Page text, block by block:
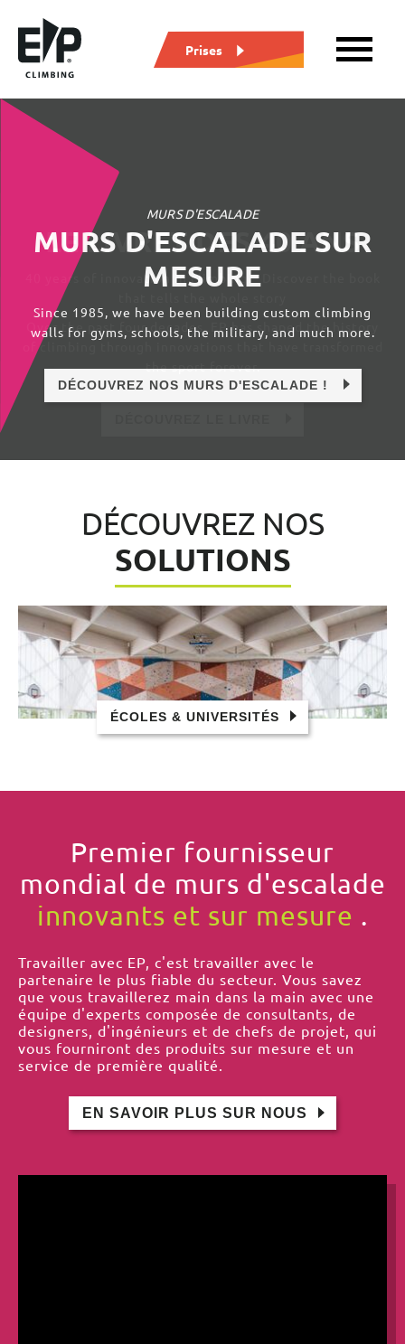
Prises
40 years of innovation in climbing – Discover the book
Over the past four decades, EP has shaped the history
of climbing through innovations that have transformed
the sport forever.
MURS D'ESCALADE
MURS D'ESCALADE SUR
MESURE
Since 1985, we have been building custom climbing
walls for gyms, schools, the military, and much more.
DÉCOUVREZ NOS MURS D'ESCALADE !
Our specialist maintenance team can take care of your
annual maintenance.
An IFSC-approved manufacturer for grips, macros and
DÉCOUVREZ NOS
SOLUTIONS
ÉCOLES & UNIVERSITÉS
Premier fournisseur
mondial de murs d'escalade
innovants et sur mesure .
Travailler avec EP, c'est travailler avec le
partenaire le plus fiable du secteur. Vous savez
que vous travaillerez main dans la main avec une
équipe d'experts composée de consultants, de
designers, d'ingénieurs et de chefs de projet, qui
vous fourniront des produits sur mesure et un
service de première qualité.
EN SAVOIR PLUS SUR NOUS